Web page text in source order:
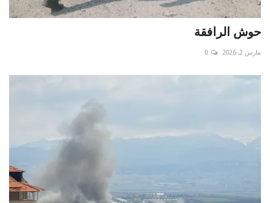
حوش الرافقة
مارس 2, 2026 0